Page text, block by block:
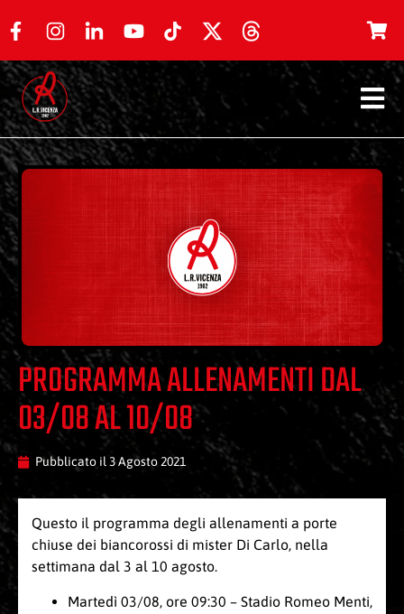
PROGRAMMA ALLENAMENTI DAL
03/08 AL 10/08
Pubblicato il 3 Agosto 2021
Questo il programma degli allenamenti a porte
chiuse dei biancorossi di mister Di Carlo, nella
settimana dal 3 al 10 agosto.
Martedì 03/08, ore 09:30 – Stadio Romeo Menti,